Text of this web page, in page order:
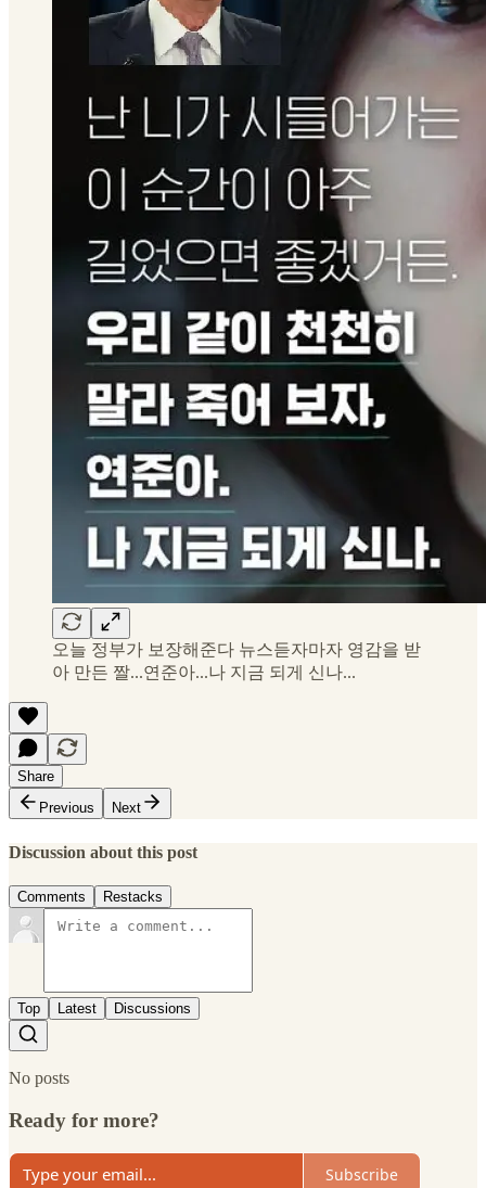
오늘 정부가 보장해준다 뉴스듣자마자 영감을 받
아 만든 짤...연준아...나 지금 되게 신나...
Share
Previous
Next
Discussion about this post
Comments Restacks
Top Latest Discussions
No posts
Ready for more?
Subscribe